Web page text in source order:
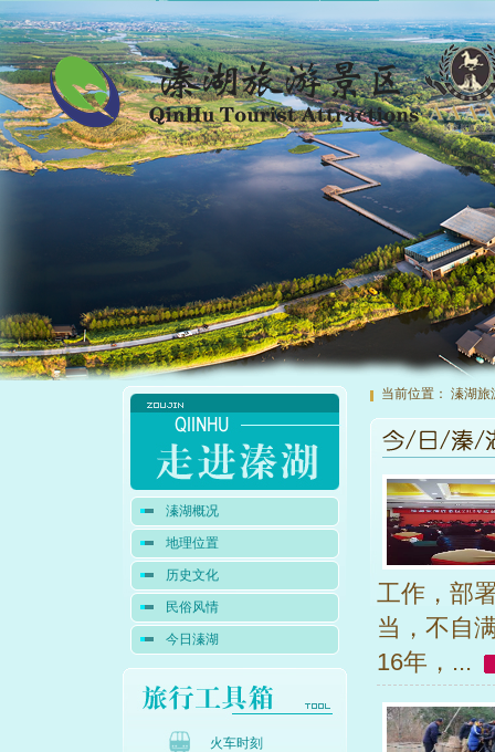
溱湖概况
地理位置
历史文化
民俗风情
今日溱湖
火车时刻
当前位置： 溱湖旅
工作，部
当，不自
16年，...